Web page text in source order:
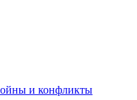
и конфликты